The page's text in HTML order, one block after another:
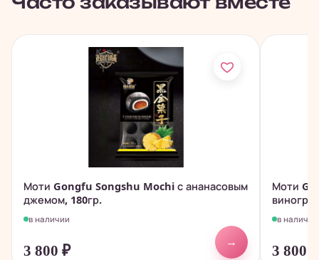
Моти Gongfu Songshu Mochi с ананасовым
джемом, 180гр.
в наличии
3 800 ₽
→
Моти
в наличии
3 800